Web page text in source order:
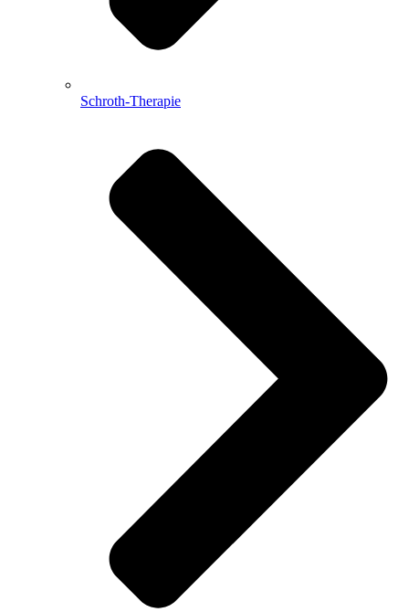
Schroth-Therapie